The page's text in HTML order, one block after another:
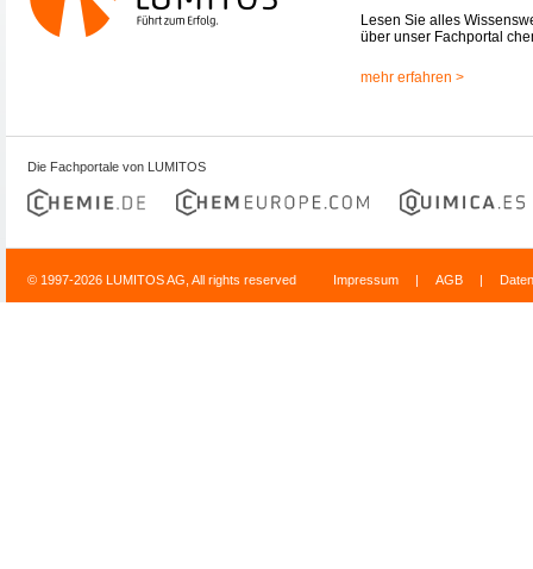
Lesen Sie alles
über unser Fachportal
mehr erfahren >
Die Fachportale von LUMITOS
© 1997-2026 LUMITOS AG, All rights reserved Impressum | AGB |